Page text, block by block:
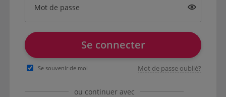
Mot de passe
Se connecter
Se souvenir de moi Mot de passe oublié?
ou continuer avec